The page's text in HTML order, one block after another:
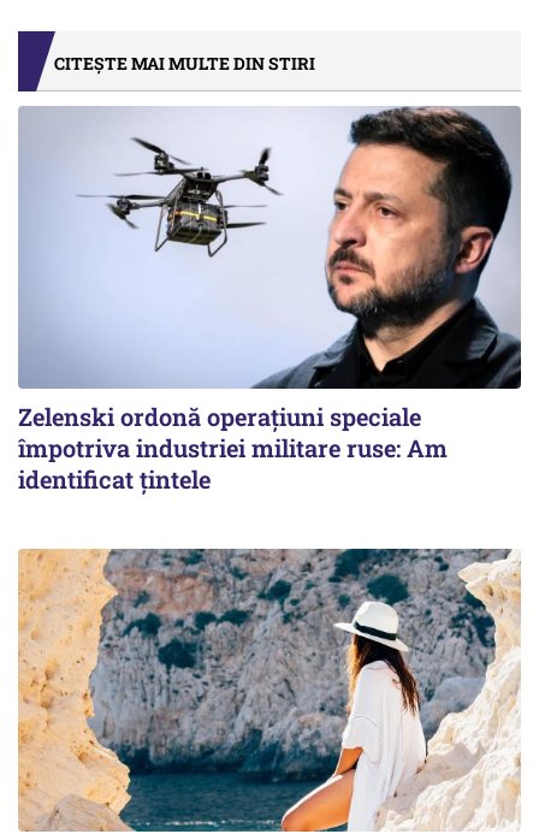
CITEȘTE MAI MULTE DIN STIRI
Zelenski ordonă operațiuni speciale
împotriva industriei militare ruse: Am
identificat țintele